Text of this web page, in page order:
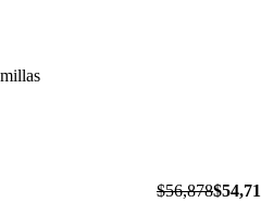
$56,878